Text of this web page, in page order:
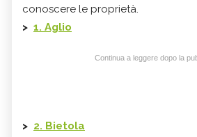
conoscere le proprietà.
> 1. Aglio
Continua a leggere dopo la
> 2. Bietola